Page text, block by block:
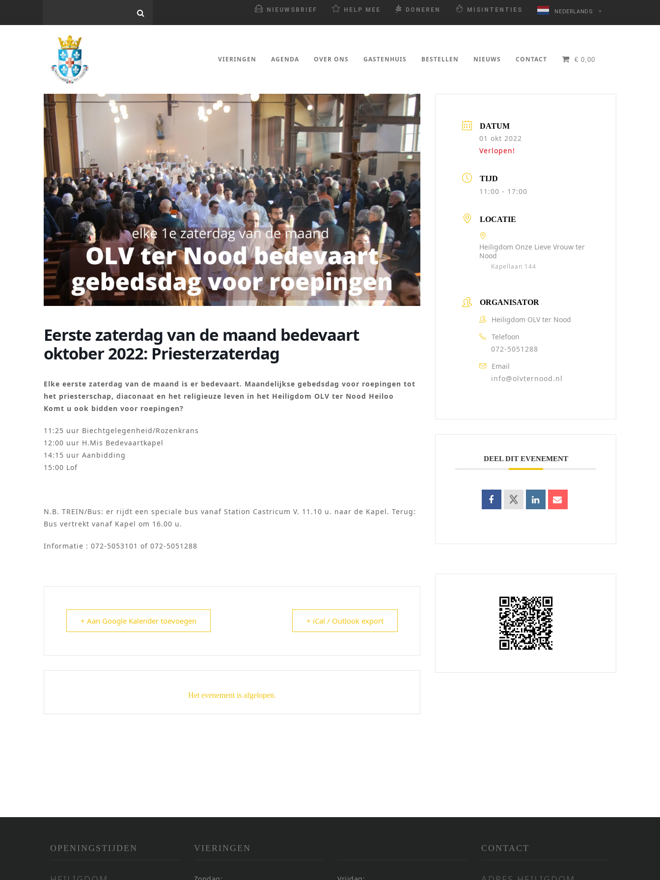
NIEUWSBRIEF HELP MEE DONEREN MISINTENTIES NEDERLANDS ▼
VIERINGEN AGENDA OVER ONS GASTENHUIS BESTELLEN NIEUWS CONTACT € 0,00
Eerste zaterdag van de maand bedevaart
oktober 2022: Priesterzaterdag
Elke eerste zaterdag van de maand is er bedevaart. Maandelijkse gebedsdag voor roepingen tot
het priesterschap, diaconaat en het religieuze leven in het Heiligdom OLV ter Nood Heiloo
Komt u ook bidden voor roepingen?
11:25 uur Biechtgelegenheid/Rozenkrans
12:00 uur H.Mis Bedevaartkapel
14:15 uur Aanbidding
15:00 Lof
N.B. TREIN/Bus: er rijdt een speciale bus vanaf Station Castricum V. 11.10 u. naar de Kapel. Terug:
Bus vertrekt vanaf Kapel om 16.00 u.
Informatie : 072-5053101 of 072-5051288
+ Aan Google Kalender toevoegen + iCal / Outlook export
Het evenement is afgelopen.
DATUM
01 okt 2022
Verlopen!
TIJD
11:00 - 17:00
LOCATIE
Heiligdom Onze Lieve Vrouw ter
Nood
Kapellaan 144
ORGANISATOR
Heiligdom OLV ter Nood
Telefoon
072-5051288
Email
info@olvternood.nl
DEEL DIT EVENEMENT
OPENINGSTIJDEN VIERINGEN CONTACT